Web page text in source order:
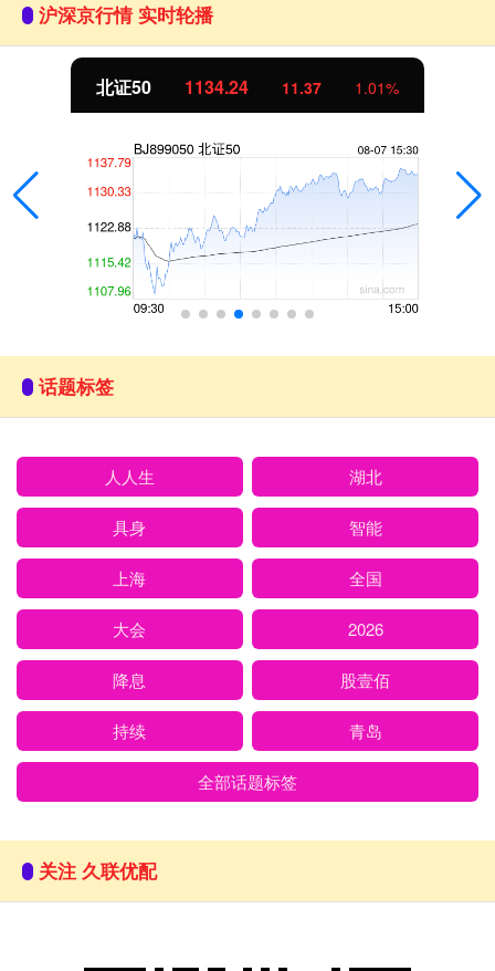
沪深京行情 实时轮播
北证50 1134.24 11.37 1.01%
话题标签
人人生 湖北
具身 智能
上海 全国
大会 2026
降息 股壹佰
持续 青岛
全部话题标签
关注 久联优配